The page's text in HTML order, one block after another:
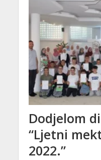
Dodjelom
“Ljetni
2022.”